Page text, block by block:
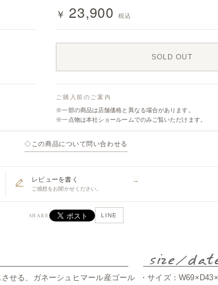
￥ 23,900 税込
SOLD OUT
ご購入前のご案内
※一部の商品は店舗価格と異なる場合があります。
※一点物は本社ショールームでのみご覧いただけます。
◇ この商品について問い合わせる
レビューを書く
ご感想をお聞かせください。
→
SHARE LINE
せる、ガネーシュヒマール産ゴール
・サイズ：